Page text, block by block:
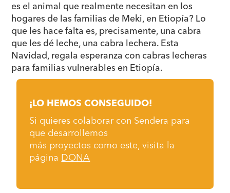
es el animal que realmente necesitan en los
hogares de las familias de Meki, en Etiopía? Lo
que les hace falta es, precisamente, una cabra
que les dé leche, una cabra lechera. Esta
Navidad, regala esperanza con cabras lecheras
para familias vulnerables en Etiopía.
¡LO HEMOS CONSEGUIDO!
Si quieres colaborar con Sendera para
que desarrollemos
más proyectos como este, visita la
página DONA